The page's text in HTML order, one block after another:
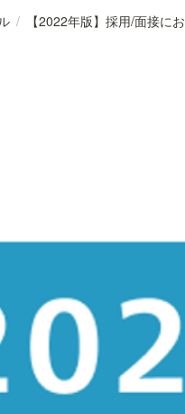
/